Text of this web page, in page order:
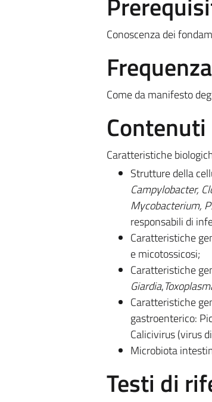
Conoscenza dei
Come da manifesto
Caratteristiche
Strutture della
Campylobacter,
Mycobacterium,
responsabili di
Caratteristiche
e micotossicosi;
Caratteristiche
Giardia,
Caratteristiche
gastroenterico:
Calicivirus (virus
Microbiota
Testi di